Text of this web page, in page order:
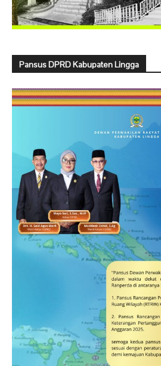
Pansus DPRD Kabupaten Lingga